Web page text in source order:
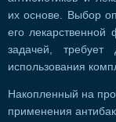
их основе. Выбор
его
задачей, требует
использования
Накопленный на
применения